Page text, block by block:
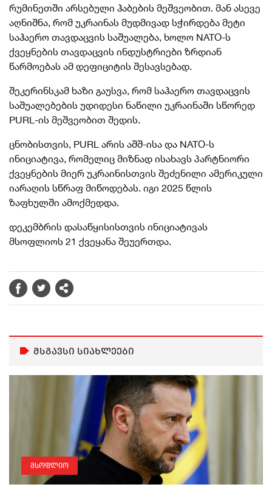
რუმინეთში არსებული ჰაბების მეშვეობით. მან ასევე
აღნიშნა, რომ უკრაინას მუდმივად სჭირდება მეტი
საჰაერო თავდაცვის საშუალება, ხოლო NATO-ს
ქვეყნების თავდაცვის ინდუსტრიები ზრდიან
წარმოებას ამ დეფიციტის შესავსებად.
შეკერინსკამ ხაზი გაუსვა, რომ საჰაერო თავდაცვის
საშუალებების უდიდესი ნაწილი უკრაინაში სწორედ
PURL-ის მეშვეობით შედის.
ცნობისთვის, PURL არის აშშ-ისა და NATO-ს
ინიციატივა, რომელიც მიზნად ისახავს პარტნიორი
ქვეყნების მიერ უკრაინისთვის შეძენილი ამერიკული
იარაღის სწრაფ მიწოდებას. იგი 2025 წლის
ზაფხულში ამოქმედდა.
დეკემბრის დასაწყისისთვის ინიციატივას
მსოფლიოს 21 ქვეყანა შეუერთდა.
მსგავსი სიახლეები
მსოფლიო